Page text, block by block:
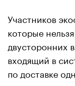
Участников
которые
двусторонних
входящий в
по доставке